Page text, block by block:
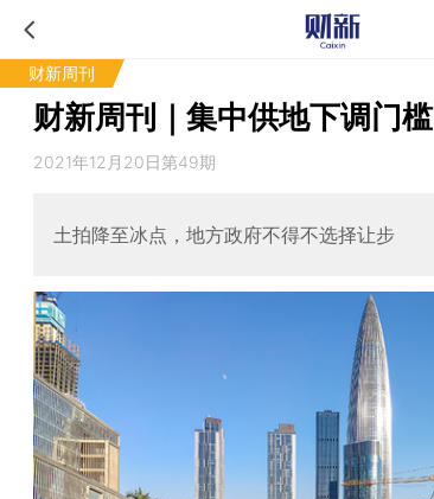
财新周刊
财新周刊｜集中供地下调门槛
2021年12月20日第49期
土拍降至冰点，地方政府不得不选择让步